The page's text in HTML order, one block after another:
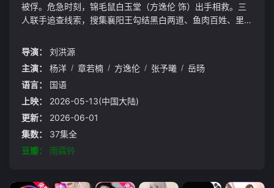
被俘。危急时刻，锦毛鼠白玉堂（方逸伦 饰）出手相救。三
人联手追查线索，搜集襄阳王勾结黑白两道、鱼肉百姓、里通
与百姓安宁。
导演：
刘洪源
主演：
杨洋 / 章若楠 / 方逸伦 / 张予曦 / 岳旸
语言：
国语
上映：
2026-05-13(中国大陆)
更新：
2026-06-01
集数：
37集全
豆瓣：
雨霖铃